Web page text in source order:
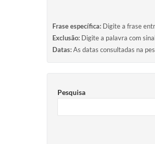
Frase específica: Digite a frase
Exclusão: Digite a palavra com
Datas:As datas consultadas na
Pesquisa